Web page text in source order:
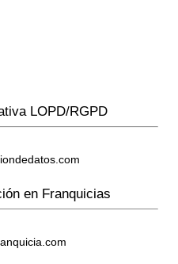
LOPD/RGPD
en Franquicias